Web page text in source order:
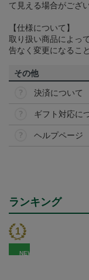
て見える場合がござ
【仕様について】
取り扱い商品によっ
告なく変更になるこ
その他
決済について
ギフト対応に
ヘルプページ
ランキング
NEW